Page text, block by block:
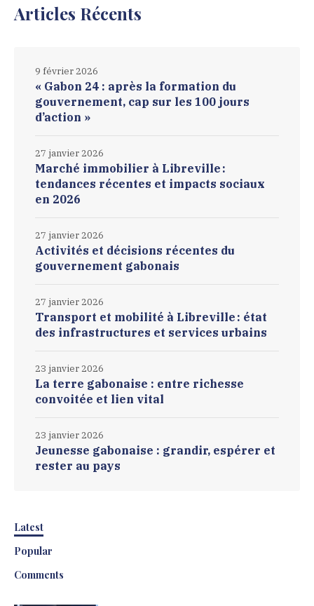
Articles Récents
« Gabon 24 : après la formation du
gouvernement, cap sur les 100 jours
d’action »
9 février 2026
Marché immobilier à Libreville :
tendances récentes et impacts sociaux
en 2026
27 janvier 2026
Activités et décisions récentes du
gouvernement gabonais
27 janvier 2026
Transport et mobilité à Libreville : état
des infrastructures et services urbains
27 janvier 2026
La terre gabonaise : entre richesse
convoitée et lien vital
23 janvier 2026
Jeunesse gabonaise : grandir, espérer et
rester au pays
23 janvier 2026
Latest
Popular
Comments